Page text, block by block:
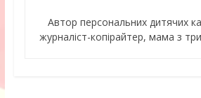
Автор персональних дитячих
журналіст-копірайтер, мама з